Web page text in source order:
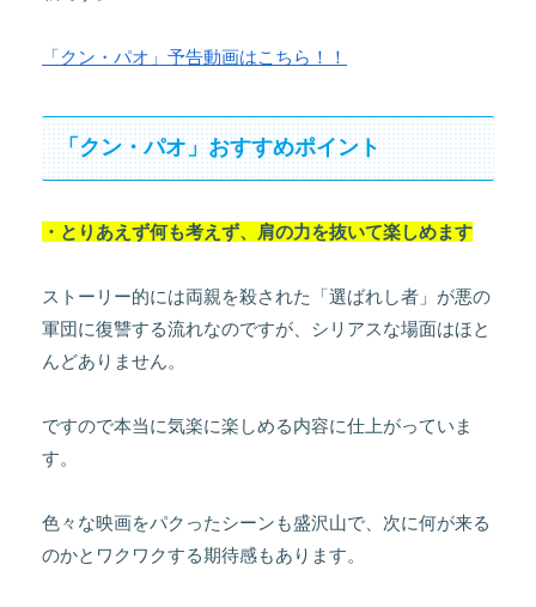
「クン・パオ」予告動画はこちら！！
「クン・パオ」おすすめポイント
・とりあえず何も考えず、肩の力を抜いて楽しめます
ストーリー的には両親を殺された「選ばれし者」が悪の
軍団に復讐する流れなのですが、シリアスな場面はほと
んどありません。
ですので本当に気楽に楽しめる内容に仕上がっていま
す。
色々な映画をパクったシーンも盛沢山で、次に何が来る
のかとワクワクする期待感もあります。